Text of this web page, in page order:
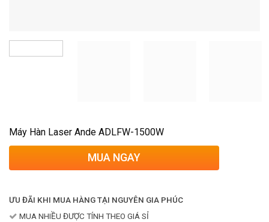
Máy Hàn Laser Ande ADLFW-1500W
MUA NGAY
ƯU ĐÃI KHI MUA HÀNG TẠI NGUYÊN GIA PHÚC
MUA NHIỀU ĐƯỢC TÍNH THEO GIÁ SỈ